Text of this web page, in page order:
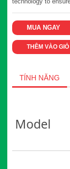
MUA NGAY
THÊM VÀO
TÍNH NĂNG
Model